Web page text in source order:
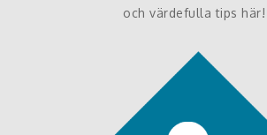
och värdefulla tips här!